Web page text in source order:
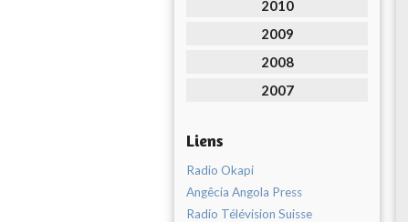
2010
2009
2008
2007
Liens
Radio Okapi
Angêcia Angola Press
Radio Télévision Suisse